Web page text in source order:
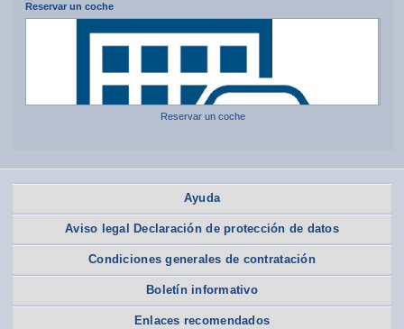
Reservar un coche
Reservar un coche
Ayuda
Aviso legal Declaración de protección de datos
Condiciones generales de contratación
Boletín informativo
Enlaces recomendados